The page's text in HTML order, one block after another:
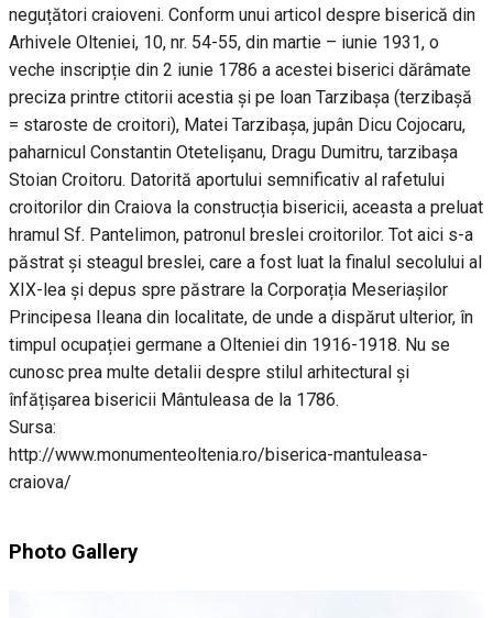
neguțători craioveni. Conform unui articol despre biserică din
Arhivele Olteniei, 10, nr. 54-55, din martie – iunie 1931, o
veche inscripție din 2 iunie 1786 a acestei biserici dărâmate
preciza printre ctitorii acestia și pe loan Tarzibașa (terzibașă
= staroste de croitori), Matei Tarzibașa, jupân Dicu Cojocaru,
paharnicul Constantin Otetelișanu, Dragu Dumitru, tarzibașa
Stoian Croitoru. Datorită aportului semnificativ al rafetului
croitorilor din Craiova la construcția bisericii, aceasta a preluat
hramul Sf. Pantelimon, patronul breslei croitorilor. Tot aici s-a
păstrat și steagul breslei, care a fost luat la finalul secolului al
XIX-lea și depus spre păstrare la Corporația Meseriașilor
Principesa Ileana din localitate, de unde a dispărut ulterior, în
timpul ocupației germane a Olteniei din 1916-1918. Nu se
cunosc prea multe detalii despre stilul arhitectural și
înfățișarea bisericii Mântuleasa de la 1786.
Sursa:
http://www.monumenteoltenia.ro/biserica-mantuleasa-
craiova/
Photo Gallery